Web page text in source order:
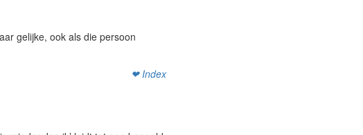
gelijke, ook als die persoon
❤ Index